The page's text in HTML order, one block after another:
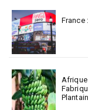
France
Afrique